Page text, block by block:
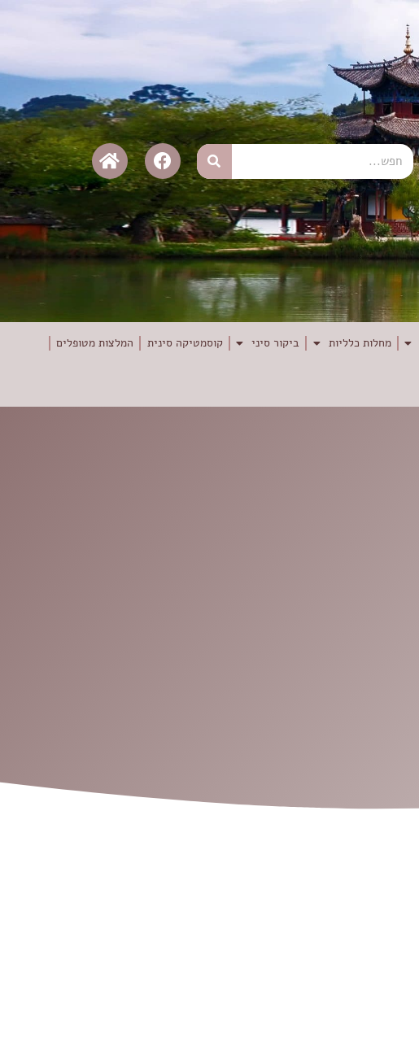
מחלות כלליות ביקור סיני קוסמטיקה סינית המלצות מטופלים